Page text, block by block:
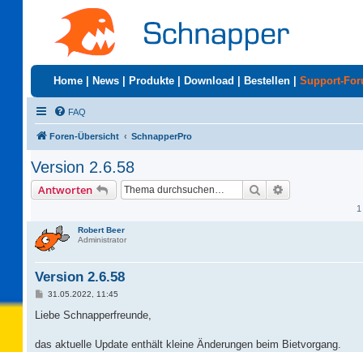
Home News Produkte Download Bestellen Support-
FAQ
Foren-Übersicht SchnapperPro
Version 2.6.58
Antworten Suche
Robert Beer
Administrator
Version 2.6.58
B
i
a
31.05.2022, 11:45
Liebe Schnapperfreunde,
das aktuelle Update enthält kleine Änderungen beim Bietvorgang.